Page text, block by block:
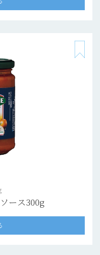
ース300g